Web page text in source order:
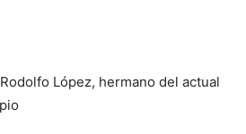
López, hermano del actual